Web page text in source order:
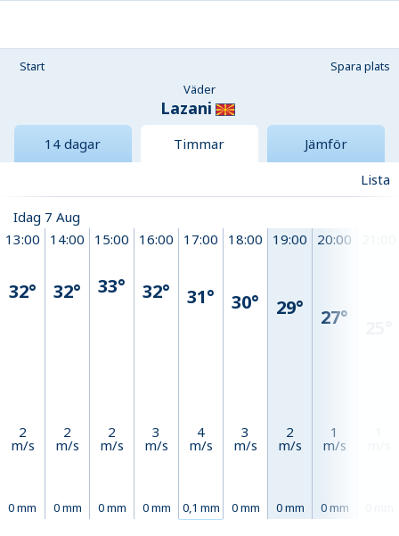
Start
Spara plats
Väder
Lazani
14 dagar Timmar
Jämför
Lista
Idag 7 Aug
13:00
32°
2
m/s
0 mm
14:00
32°
2
m/s
0 mm
15:00
33°
2
m/s
0 mm
16:00
32°
3
m/s
0 mm
17:00
31°
4
m/s
0,1 mm
18:00
30°
3
m/s
0 mm
19:00
29°
2
m/s
0 mm
20:00
27°
1
m/s
0 mm